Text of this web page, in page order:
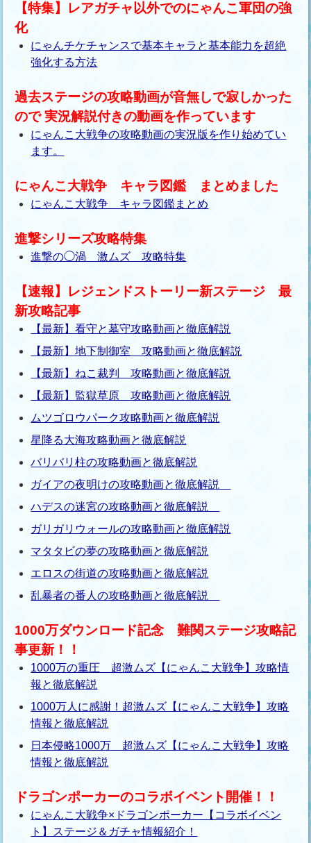
【特集】レアガチャ以外でのにゃんこ軍団の強
化
にゃんチケチャンスで基本キャラと基本能力を超絶
強化する方法
過去ステージの攻略動画が音無しで寂しかった
ので 実況解説付きの動画を作っています
にゃんこ大戦争の攻略動画の実況版を作り始めてい
ます。
にゃんこ大戦争 キャラ図鑑 まとめました
にゃんこ大戦争 キャラ図鑑まとめ
進撃シリーズ攻略特集
進撃の◯渦 激ムズ 攻略特集
【速報】レジェンドストーリー新ステージ 最
新攻略記事
【最新】看守と墓守攻略動画と徹底解説
【最新】地下制御室 攻略動画と徹底解説
【最新】ねこ裁判 攻略動画と徹底解説
【最新】監獄草原 攻略動画と徹底解説
ムツゴロウパーク攻略動画と徹底解説
星降る大海攻略動画と徹底解説
バリバリ柱の攻略動画と徹底解説
ガイアの夜明けの攻略動画と徹底解説
ハデスの迷宮の攻略動画と徹底解説
ガリガリウォールの攻略動画と徹底解説
マタタビの夢の攻略動画と徹底解説
エロスの街道の攻略動画と徹底解説
乱暴者の番人の攻略動画と徹底解説
1000万ダウンロード記念 難関ステージ攻略記
事更新！！
1000万の重圧 超激ムズ【にゃんこ大戦争】攻略情
報と徹底解説
1000万人に感謝！超激ムズ【にゃんこ大戦争】攻略
情報と徹底解説
日本侵略1000万 超激ムズ【にゃんこ大戦争】攻略
情報と徹底解説
ドラゴンポーカーのコラボイベント開催！！
にゃんこ大戦争×ドラゴンポーカー【コラボイベン
ト】ステージ＆ガチャ情報紹介！